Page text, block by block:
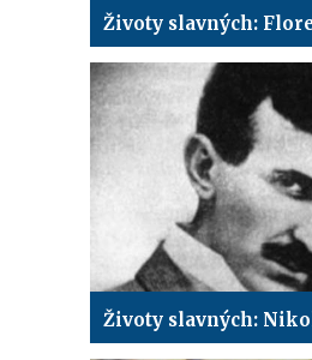
Životy slavných: